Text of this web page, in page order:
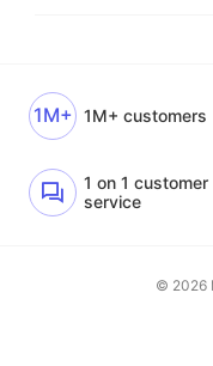
1M+ 1M+ customers
1 on 1 customer
service
© 2026